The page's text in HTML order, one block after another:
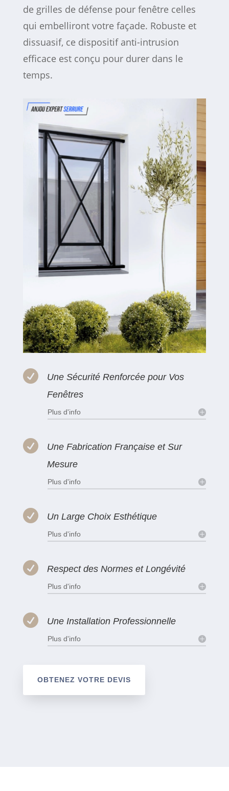
de grilles de défense pour fenêtre celles
qui embelliront votre façade. Robuste et
dissuasif, ce dispositif anti-intrusion
efficace est conçu pour durer dans le
temps.

Une Sécurité Renforcée pour Vos
Fenêtres
Plus d'info

Une Fabrication Française et Sur
Mesure
Plus d'info
 Un Large Choix Esthétique
Plus d'info
 Respect des Normes et Longévité
Plus d'info
 Une Installation Professionnelle
Plus d'info
OBTENEZ VOTRE DEVIS